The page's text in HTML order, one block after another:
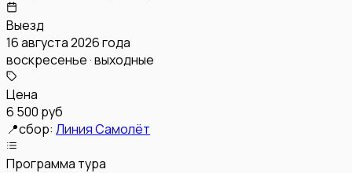
Выезд
16 августа 2026 года
воскресенье · выходные
Цена
6 500 руб
📍сбор: Линия Самолёт
Программа тура